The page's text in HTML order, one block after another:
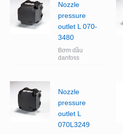
Nozzle
pressure
outlet L 070-
3480
Bơm dầu
danfoss
Nozzle
pressure
outlet L
070L3249